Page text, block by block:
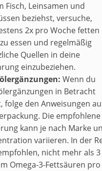
Fisch, Leinsamen und
beziehst, versuche,
2x pro Woche fetten
essen und regelmäßig
Quellen in deine
einzubeziehen.
Wenn du
in Betracht
folge den Anweisungen
Die empfohlene
kann je nach Marke
variieren. In der
nicht mehr als 3
Omega-3-Fettsäuren pro